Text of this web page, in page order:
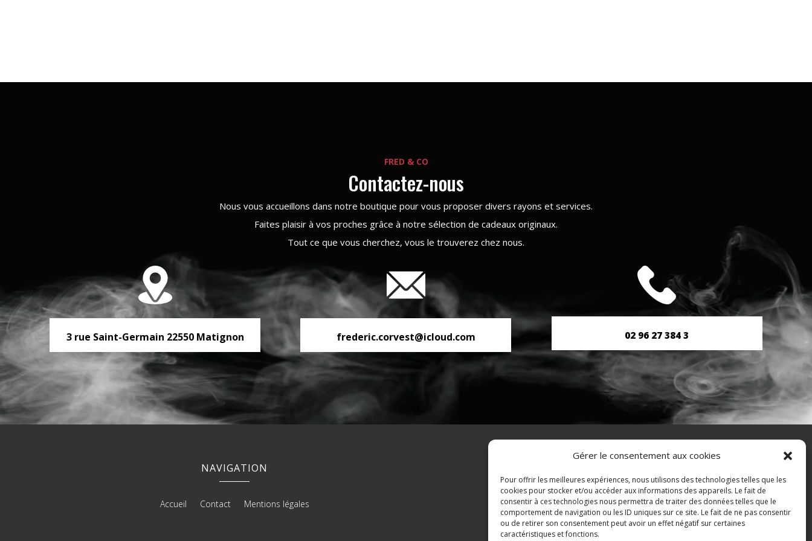
Gérer le consentement aux cookies
Pour offrir les meilleures expériences, nous utilisons des technologies telles que les
cookies pour stocker et/ou accéder aux informations des appareils. Le fait de
consentir à ces technologies nous permettra de traiter des données telles que le
comportement de navigation ou les ID uniques sur ce site. Le fait de ne pas consentir
ou de retirer son consentement peut avoir un effet négatif sur certaines
caractéristiques et fonctions.
FRED & CO
Contactez-nous
Nous vous accueillons dans notre boutique pour vous proposer divers rayons et services.
Faites plaisir à vos proches grâce à notre sélection de cadeaux originaux.
Tout ce que vous cherchez, vous le trouverez chez nous.
3 rue Saint-Germain 22550 Matignon frederic.corvest@icloud.com 02 96 27 384 3
NAVIGATION
Accueil Contact Mentions légales